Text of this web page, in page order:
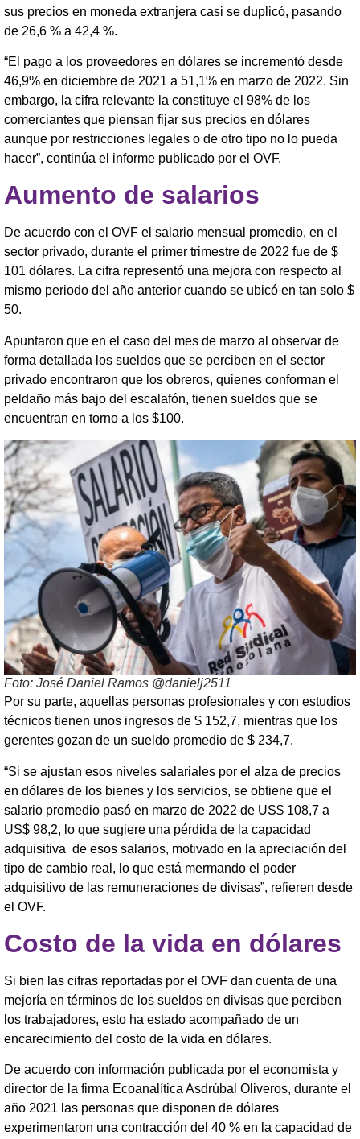
sus precios en moneda extranjera casi se duplicó, pasando
de 26,6 % a 42,4 %.
“El pago a los proveedores en dólares se incrementó desde
46,9% en diciembre de 2021 a 51,1% en marzo de 2022. Sin
embargo, la cifra relevante la constituye el 98% de los
comerciantes que piensan fijar sus precios en dólares
aunque por restricciones legales o de otro tipo no lo pueda
hacer”, continúa el informe publicado por el OVF.
Aumento de salarios
De acuerdo con el OVF el salario mensual promedio, en el
sector privado, durante el primer trimestre de 2022 fue de $
101 dólares. La cifra representó una mejora con respecto al
mismo periodo del año anterior cuando se ubicó en tan solo $
50.
Apuntaron que en el caso del mes de marzo al observar de
forma detallada los sueldos que se perciben en el sector
privado encontraron que los obreros, quienes conforman el
peldaño más bajo del escalafón, tienen sueldos que se
encuentran en torno a los $100.
Foto: José Daniel Ramos @danielj2511
Por su parte, aquellas personas profesionales y con estudios
técnicos tienen unos ingresos de $ 152,7, mientras que los
gerentes gozan de un sueldo promedio de $ 234,7.
“Si se ajustan esos niveles salariales por el alza de precios
en dólares de los bienes y los servicios, se obtiene que el
salario promedio pasó en marzo de 2022 de US$ 108,7 a
US$ 98,2, lo que sugiere una pérdida de la capacidad
adquisitiva de esos salarios, motivado en la apreciación del
tipo de cambio real, lo que está mermando el poder
adquisitivo de las remuneraciones de divisas”, refieren desde
el OVF.
Costo de la vida en dólares
Si bien las cifras reportadas por el OVF dan cuenta de una
mejoría en términos de los sueldos en divisas que perciben
los trabajadores, esto ha estado acompañado de un
encarecimiento del costo de la vida en dólares.
De acuerdo con información publicada por el economista y
director de la firma Ecoanalítica Asdrúbal Oliveros, durante el
año 2021 las personas que disponen de dólares
experimentaron una contracción del 40 % en la capacidad de